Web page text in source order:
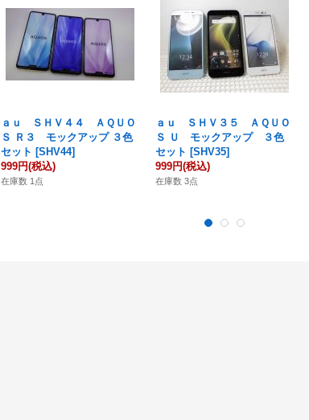
ａｕ ＳＨＶ４４ ＡＱＵＯ
Ｓ Ｒ３ モックアップ ３色
セット [SHV44]
999円(税込)
在庫数 1点
ａｕ ＳＨＶ３５ ＡＱＵＯ
Ｓ Ｕ モックアップ ３色
セット [SHV35]
999円(税込)
在庫数 3点